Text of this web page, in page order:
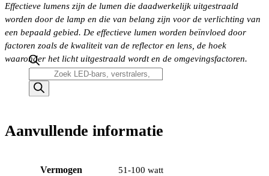
Producten
zoeken
Effectieve lumens zijn de lumen die daadwerkelijk uitgestraald
worden door de lamp en die van belang zijn voor de verlichting van
een bepaald gebied. De effectieve lumen worden beïnvloed door
factoren zoals de kwaliteit van de reflector en lens, de hoek
waaronder het licht uitgestraald wordt en de omgevingsfactoren.
Aanvullende informatie
Vermogen 51-100 watt